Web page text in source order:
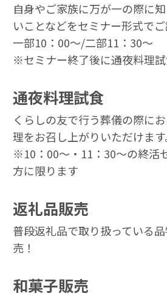
自身やご家族に万が一の際に
いことなどをセミナー形式で
一部10：00～/二部11：30～
※セミナー終了後に通夜料理試
通夜料理試食
くらしの友で行う葬儀の際に
理をお召し上がりいただけます
※10：00～・11：30～の終活
方に限ります
返礼品販売
普段返礼品で取り扱っている
売！
和菓子販売